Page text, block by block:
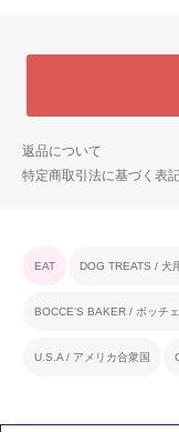
返品について
特定商取引法に基づく表
EAT DOG TREATS / 犬
BOCCE'S BAKER / ボッチ
U.S.A / アメリカ合衆国